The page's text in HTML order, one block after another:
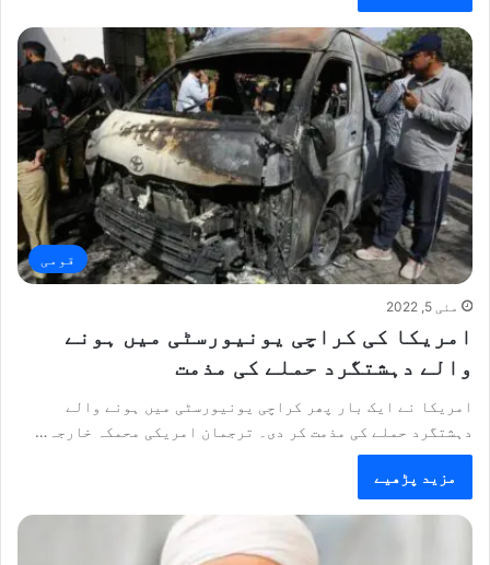
قومی
مئی 5, 2022
امریکا کی کراچی یونیورسٹی میں ہونے
والے دہشتگرد حملے کی مذمت
امریکا نے ایک بار پھر کراچی یونیورسٹی میں ہونے والے
دہشتگرد حملے کی مذمت کر دی۔ ترجمان امریکی محمکہ خارجہ…
مزید پڑھیے